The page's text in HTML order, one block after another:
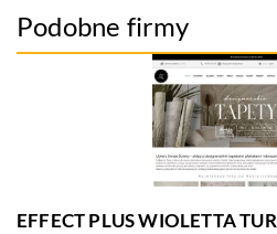
Podobne firmy
EFFECT PLUS WIOLETTA